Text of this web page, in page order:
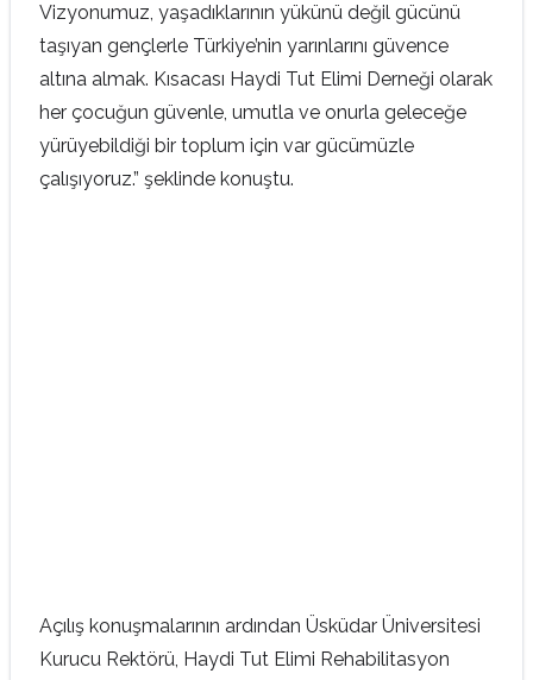
Vizyonumuz, yaşadıklarının yükünü değil gücünü
taşıyan gençlerle Türkiye’nin yarınlarını güvence
altına almak. Kısacası Haydi Tut Elimi Derneği olarak
her çocuğun güvenle, umutla ve onurla geleceğe
yürüyebildiği bir toplum için var gücümüzle
çalışıyoruz.” şeklinde konuştu.
Açılış konuşmalarının ardından Üsküdar Üniversitesi
Kurucu Rektörü, Haydi Tut Elimi Rehabilitasyon